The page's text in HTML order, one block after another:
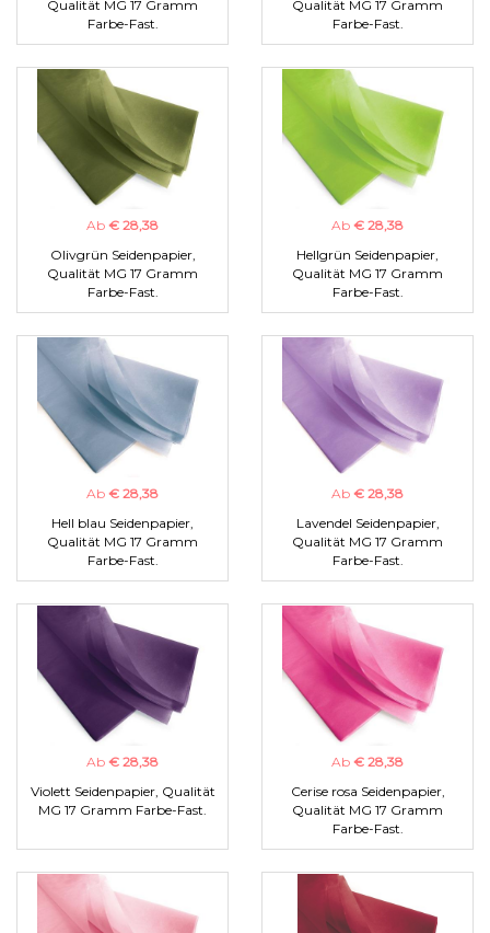
Qualität MG 17 Gramm
Farbe-Fast.
Qualität MG 17 Gramm
Farbe-Fast.
Ab € 28,38
Olivgrün Seidenpapier,
Qualität MG 17 Gramm
Farbe-Fast.
Ab € 28,38
Hellgrün Seidenpapier,
Qualität MG 17 Gramm
Farbe-Fast.
Ab € 28,38
Hell blau Seidenpapier,
Qualität MG 17 Gramm
Farbe-Fast.
Ab € 28,38
Lavendel Seidenpapier,
Qualität MG 17 Gramm
Farbe-Fast.
Ab € 28,38
Violett Seidenpapier, Qualität
MG 17 Gramm Farbe-Fast.
Ab € 28,38
Cerise rosa Seidenpapier,
Qualität MG 17 Gramm
Farbe-Fast.